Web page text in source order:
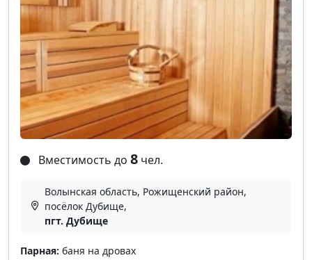
Вместимость до 8 чел.
Волынская область, Рожищенский район,
посёлок Дубище,
пгт. Дубище
Парная: баня на дровах